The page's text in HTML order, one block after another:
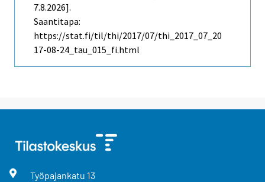
7.8.2026].
Saantitapa:
https://stat.fi/til/thi/2017/07/thi_2017_07_20
17-08-24_tau_015_fi.html
Työpajankatu 13